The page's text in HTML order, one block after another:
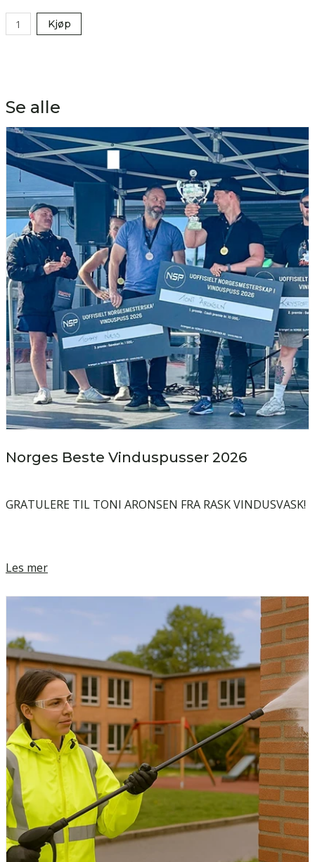
Kjøp
Se alle
Norges Beste Vinduspusser 2026
GRATULERE TIL TONI ARONSEN FRA RASK VINDUSVASK!
Les mer